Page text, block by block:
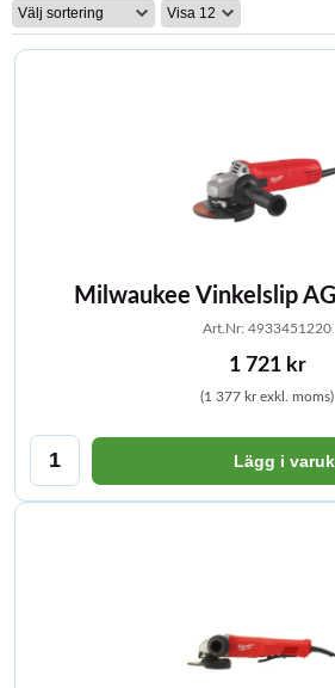
Milwaukee Vinkelslip
Art.Nr: 4933451220
1 721 kr
(1 377 kr exkl. moms)
Lägg i